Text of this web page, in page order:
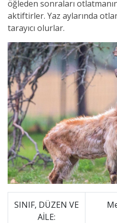
öğleden sonraları
aktiftirler. Yaz aylarında
tarayıcı olurlar.
SINIF, DÜZEN VE
AİLE: